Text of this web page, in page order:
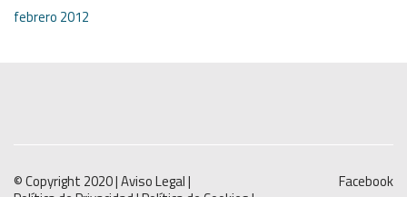
febrero 2012
Facebook
© Copyright 2020 |Aviso Legal|